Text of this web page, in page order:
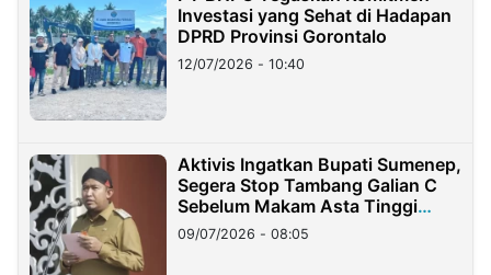
Investasi yang Sehat di Hadapan
DPRD Provinsi Gorontalo
12/07/2026 - 10:40
Aktivis Ingatkan Bupati Sumenep,
Segera Stop Tambang Galian C
Sebelum Makam Asta Tinggi
Longsor
09/07/2026 - 08:05